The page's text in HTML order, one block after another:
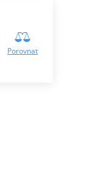
Porovnat